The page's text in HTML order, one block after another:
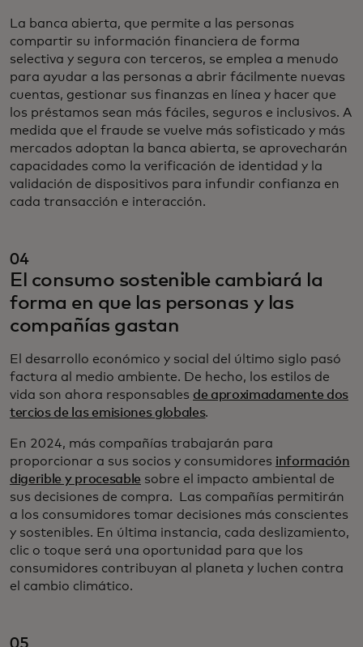
La banca abierta, que permite a las personas
compartir su información financiera de forma
selectiva y segura con terceros, se emplea a menudo
para ayudar a las personas a abrir fácilmente nuevas
cuentas, gestionar sus finanzas en línea y hacer que
los préstamos sean más fáciles, seguros e inclusivos. A
medida que el fraude se vuelve más sofisticado y más
mercados adoptan la banca abierta, se aprovecharán
capacidades como la verificación de identidad y la
validación de dispositivos para infundir confianza en
cada transacción e interacción.
04
El consumo sostenible cambiará la
forma en que las personas y las
compañías gastan
El desarrollo económico y social del último siglo pasó
factura al medio ambiente. De hecho, los estilos de
vida son ahora responsables de aproximadamente dos
tercios de las emisiones globales.
En 2024, más compañías trabajarán para
proporcionar a sus socios y consumidores información
digerible y procesable sobre el impacto ambiental de
sus decisiones de compra. Las compañías permitirán
a los consumidores tomar decisiones más conscientes
y sostenibles. En última instancia, cada deslizamiento,
clic o toque será una oportunidad para que los
consumidores contribuyan al planeta y luchen contra
el cambio climático.
05